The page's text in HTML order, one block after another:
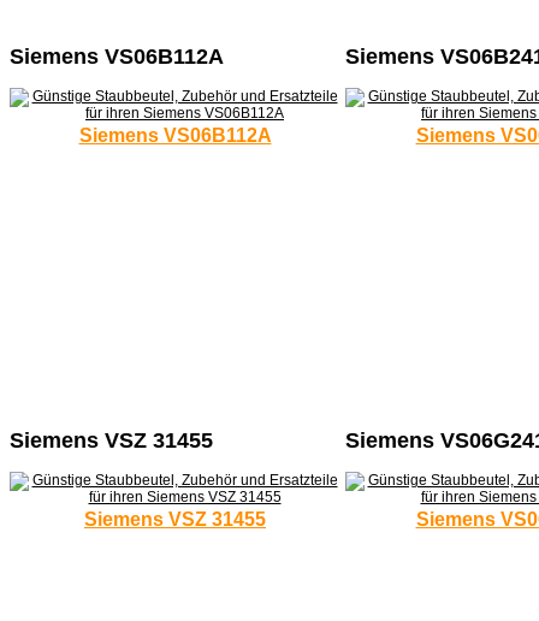
Siemens VS06B112A
Siemens VS06B112A
Siemens
Siemens
Siemens VSZ 31455
Siemens VSZ 31455
Siemens
Siemens